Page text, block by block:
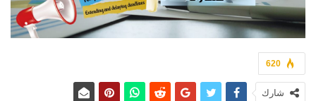
620
شارك